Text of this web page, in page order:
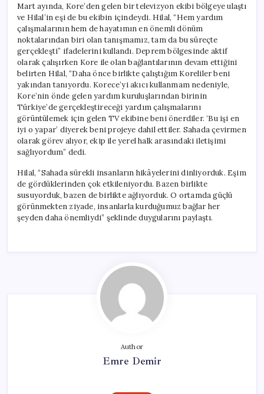
Mart ayında, Kore’den gelen bir televizyon ekibi bölgeye ulaştı
ve Hilal’in eşi de bu ekibin içindeydi. Hilal, “Hem yardım
çalışmalarının hem de hayatımın en önemli dönüm
noktalarından biri olan tanışmamız, tam da bu süreçte
gerçekleşti” ifadelerini kullandı. Deprem bölgesinde aktif
olarak çalışırken Kore ile olan bağlantılarının devam ettiğini
belirten Hilal, “Daha önce birlikte çalıştığım Koreliler beni
yakından tanıyordu. Korece’yi akıcı kullanmam nedeniyle,
Kore’nin önde gelen yardım kuruluşlarından birinin
Türkiye’de gerçekleştireceği yardım çalışmalarını
görüntülemek için gelen TV ekibine beni önerdiler. ‘Bu işi en
iyi o yapar’ diyerek beni projeye dahil ettiler. Sahada çevirmen
olarak görev alıyor, ekip ile yerel halk arasındaki iletişimi
sağlıyordum” dedi.
Hilal, “Sahada sürekli insanların hikâyelerini dinliyorduk. Eşim
de gördüklerinden çok etkileniyordu. Bazen birlikte
susuyorduk, bazen de birlikte ağlıyorduk. O ortamda güçlü
görünmekten ziyade, insanlarla kurduğumuz bağlar her
şeyden daha önemliydi” şeklinde duygularını paylaştı.
Author
Emre Demir